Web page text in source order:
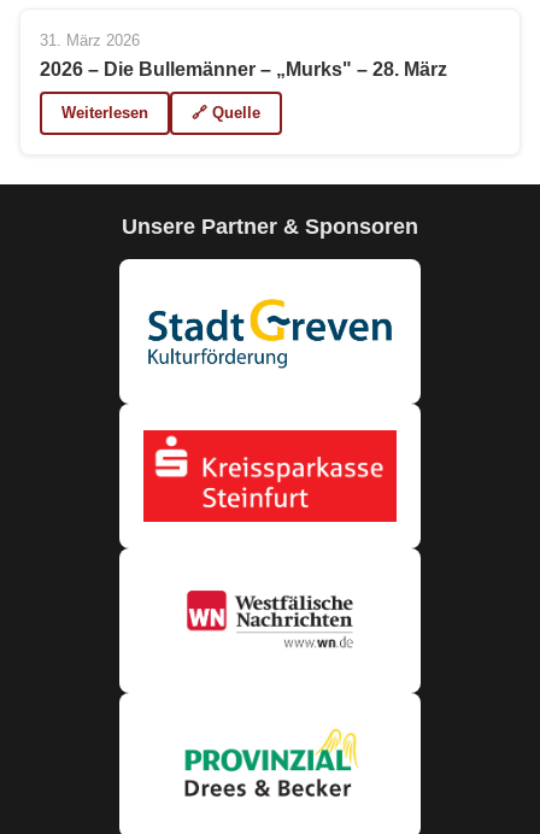
31. März 2026
2026 – Die Bullemänner – „Murks" – 28. März
Weiterlesen 🔗 Quelle
Unsere Partner & Sponsoren